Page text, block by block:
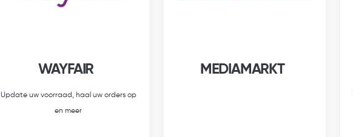
WAYFAIR
Update uw voorraad, haal uw orders op
en meer
MEDIAMARKT